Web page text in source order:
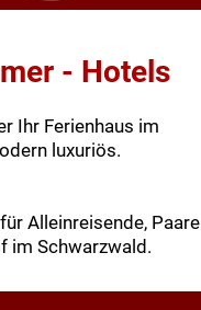
- Hotels
Ihr Ferienhaus im
luxuriös.
Alleinreisende, Paare
im Schwarzwald.